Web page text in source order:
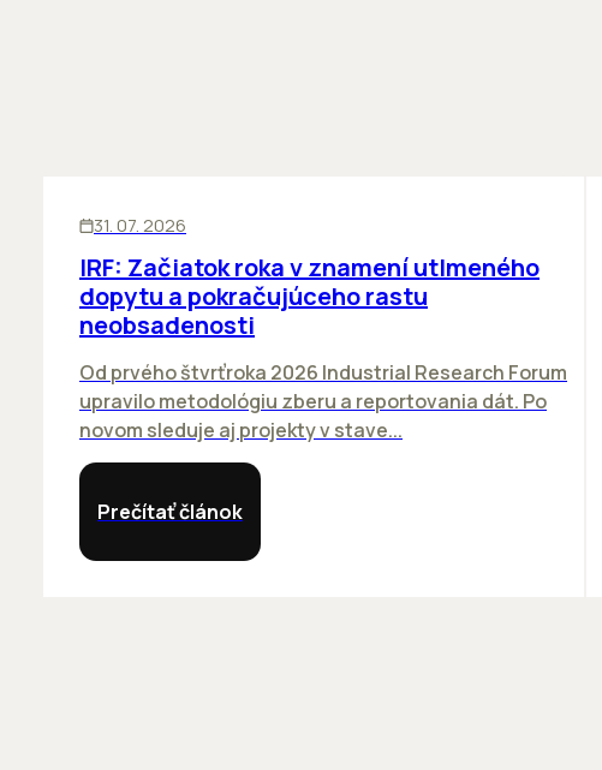
31. 07. 2026
IRF: Začiatok roka v znamení utlmeného
dopytu a pokračujúceho rastu
neobsadenosti
Od prvého štvrťroka 2026 Industrial Research Forum
upravilo metodológiu zberu a reportovania dát. Po
novom sleduje aj projekty v stave...
Prečítať článok